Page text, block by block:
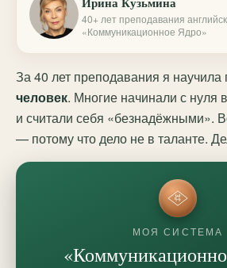
40+ лет преподавания
«Коммуникационное Ядро»
За 40 лет преподавания я научила
человек. Многие начинали с нуля
и считали себя «безнадёжными».
— потому что дело не в таланте.
МОЯ СИСТЕМА